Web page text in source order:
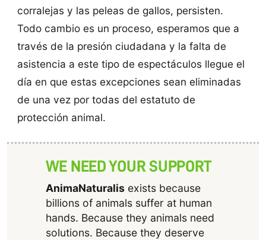
corralejas y las peleas de gallos, persisten.
Todo cambio es un proceso, esperamos que a
través de la presión ciudadana y la falta de
asistencia a este tipo de espectáculos llegue el
día en que estas excepciones sean eliminadas
de una vez por todas del estatuto de
protección animal.
WE NEED YOUR SUPPORT
AnimaNaturalisexists because
billions of animals suffer at human
hands. Because they animals need
solutions. Because they deserve